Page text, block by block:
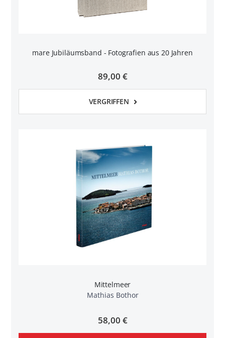
mare Jubiläumsband - Fotografien aus 20 Jahren
89,00 €
VERGRIFFEN
Mittelmeer
Mathias Bothor
58,00 €